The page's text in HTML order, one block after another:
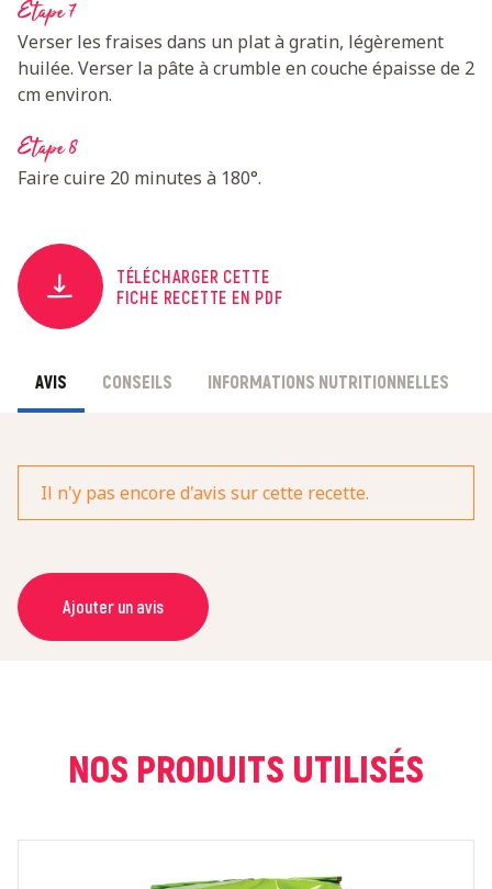
Etape 7
Verser les fraises dans un plat à gratin, légèrement
huilée. Verser la pâte à crumble en couche épaisse de 2
cm environ.
Etape 8
Faire cuire 20 minutes à 180°.
TÉLÉCHARGER CETTE
FICHE RECETTE EN PDF
AVIS CONSEILS INFORMATIONS NUTRITIONNELLES
Il n'y pas encore d'avis sur cette recette.
Ajouter un avis
NOM *
NOS PRODUITS UTILISÉS